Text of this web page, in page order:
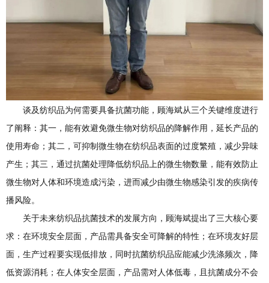
谈及纺织品为何需要具备抗菌功能，顾海斌从三个关键维度进行
了阐释：其一，能有效避免微生物对纺织品的降解作用，延长产品的
使用寿命；其二，可抑制微生物在纺织品表面的过度繁殖，减少异味
产生；其三，通过抗菌处理降低纺织品上的微生物数量，能有效防止
微生物对人体和环境造成污染，进而减少由微生物感染引发的疾病传
播风险。
关于未来纺织品抗菌技术的发展方向，顾海斌提出了三大核心要
求：在环境安全层面，产品需具备安全可降解的特性；在环境友好层
面，生产过程要实现低排放，同时抗菌纺织品应能减少洗涤频次，降
低资源消耗；在人体安全层面，产品需对人体低毒，且抗菌成分不会